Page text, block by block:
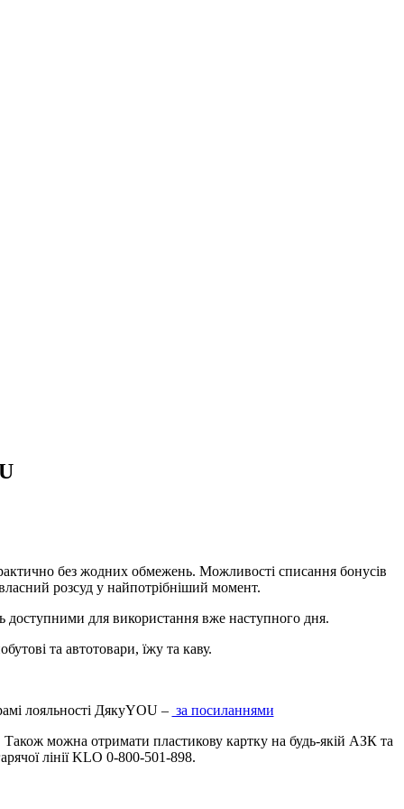
без жодних обмежень. Можливості списання бонусів
розсуд у найпотрібніший момент.
доступними для використання вже наступного дня.
та автотовари, їжу та каву.
лояльності ДякуYOU – за посиланнями
можна отримати пластикову картку на будь-якій АЗК та
лінії KLO 0-800-501-898.